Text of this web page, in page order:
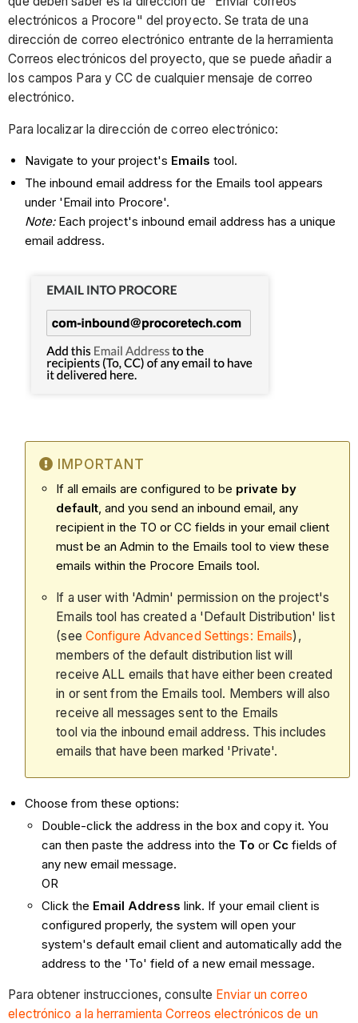
electrónicos a Procore" del proyecto. Se trata de una
dirección de correo electrónico entrante de la herramienta
Correos electrónicos del proyecto, que se puede añadir a
los campos Para y CC de cualquier mensaje de correo
electrónico.
Para localizar la dirección de correo electrónico:
Navigate to your project's Emails tool.
The inbound email address for the Emails tool appears
under 'Email into Procore'.
Note:Each project's inbound email address has a unique
email address.
IMPORTANT
If all emails are configured to be private by
default, and you send an inbound email, any
recipient in the TO or CC fields in your email client
must be an Admin to the Emails tool to view these
emails within the Procore Emails tool.
If a user with 'Admin' permission on the project's
Emails tool has created a 'Default Distribution' list
(see Configure Advanced Settings: Emails),
members of the default distribution list will
receive ALL emails that have either been created
in or sent from the Emails tool. Members will also
receive all messages sent to the Emails
tool via the inbound email address. This includes
emails that have been marked 'Private'.
Choose from these options:
Double-click the address in the box and copy it. You
can then paste the address into the To or Cc fields of
any new email message.
OR
Click the Email Address link. If your email client is
configured properly, the system will open your
system's default email client and automatically add the
address to the 'To' field of a new email message.
Para obtener instrucciones, consulte Enviar un correo
electrónico a la herramienta Correos electrónicos de un